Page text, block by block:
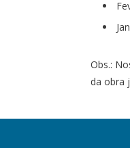
Obs.:
da obra